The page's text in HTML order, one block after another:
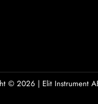
© 2026 | Elit Instrument